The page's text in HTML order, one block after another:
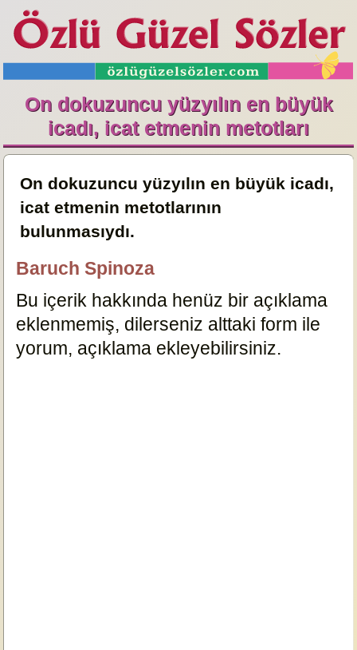
On dokuzuncu yüzyılın en büyük
icadı, icat etmenin metotları
On dokuzuncu yüzyılın en büyük icadı,
icat etmenin metotlarının
bulunmasıydı.
Baruch Spinoza
Bu içerik hakkında henüz bir açıklama
eklenmemiş, dilerseniz alttaki form ile
yorum, açıklama ekleyebilirsiniz.